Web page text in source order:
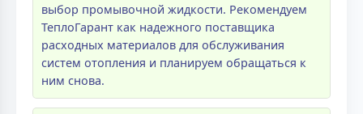
выбор промывочной жидкости. Рекомендуем
ТеплоГарант как надежного поставщика
расходных материалов для обслуживания
систем отопления и планируем обращаться к
ним снова.